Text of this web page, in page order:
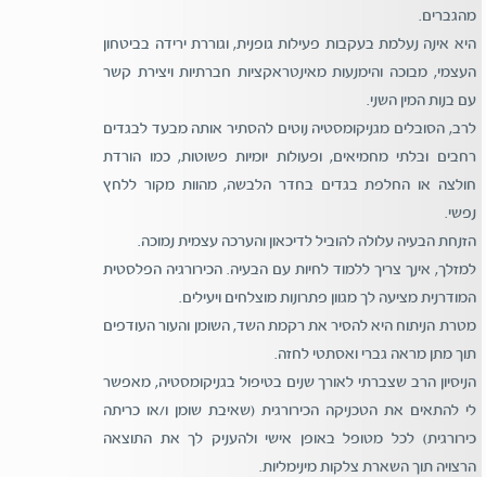
מהגברים.
היא אינה נעלמת בעקבות פעילות גופנית, וגוררת ירידה בביטחון
העצמי, מבוכה והימנעות מאינטראקציות חברתיות ויצירת קשר
עם בנות המין השני.
לרב, הסובלים מגניקומסטיה נוטים להסתיר אותה מבעד לבגדים
רחבים ובלתי מחמיאים, ופעולות יומיות פשוטות, כמו הורדת
חולצה או החלפת בגדים בחדר הלבשה, מהוות מקור ללחץ
נפשי.
הזנחת הבעיה עלולה להוביל לדיכאון והערכה עצמית נמוכה.
למזלך, אינך צריך ללמוד לחיות עם הבעיה. הכירורגיה הפלסטית
המודרנית מציעה לך מגוון פתרונות מוצלחים ויעילים.
מטרת הניתוח היא להסיר את רקמת השד, השומן והעור העודפים
תוך מתן מראה גברי ואסתטי לחזה.
הניסיון הרב שצברתי לאורך שנים בטיפול בגניקומסטיה, מאפשר
לי להתאים את הטכניקה הכירורגית (שאיבת שומן ו/או כריתה
כירורגית) לכל מטופל באופן אישי ולהעניק לך את התוצאה
הרצויה תוך השארת צלקות מינימליות.